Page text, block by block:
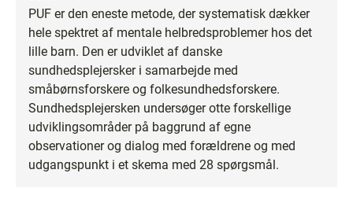
PUF er den eneste metode, der systematisk dækker
hele spektret af mentale helbredsproblemer hos det
lille barn. Den er udviklet af danske
sundhedsplejersker i samarbejde med
småbørnsforskere og folkesundhedsforskere.
Sundhedsplejersken undersøger otte forskellige
udviklingsområder på baggrund af egne
observationer og dialog med forældrene og med
udgangspunkt i et skema med 28 spørgsmål.